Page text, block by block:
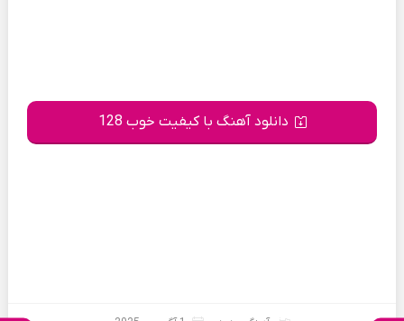
دانلود آهنگ با کیفیت خوب 128